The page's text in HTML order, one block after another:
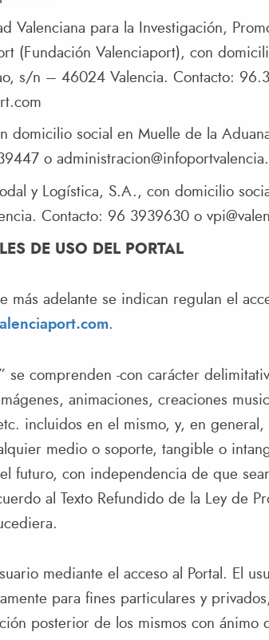
Valenciana para la Investigación,
(Fundación Valenciaport), con
s/n – 46024 Valencia. Contacto:
domicilio social en Muelle de la
o
y Logística, S.A., con domicilio
Contacto: 96 3939630 o
DE USO DEL PORTAL
más adelante se indican regulan el
.
se comprenden -con carácter
animaciones, creaciones
incluidos en el mismo, y, en general,
medio o soporte, tangible o
futuro, con independencia de que
al Texto Refundido de la Ley de
mediante el acceso al Portal. El
para fines particulares y
posterior de los mismos con ánimo